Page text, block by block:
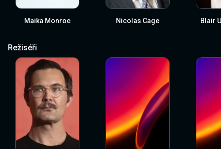
Maika Monroe Nicolas Cage Blair
Režiséři